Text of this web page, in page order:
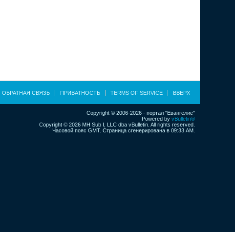
ОБРАТНАЯ СВЯЗЬ ПРИВАТНОСТЬ TERMS OF SERVICE ВВЕРХ
Copyright © 2006-2026 - портал "Евангелие"
Powered by vBulletin®
Copyright © 2026 MH Sub I, LLC dba vBulletin. All rights reserved.
Часовой пояс GMT. Страница сгенерирована в 09:33 AM.